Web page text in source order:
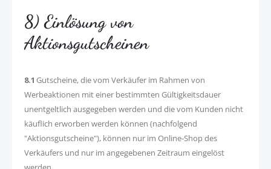
8) Einlösung von
Aktionsgutscheinen
8.1 Gutscheine, die vom Verkäufer im Rahmen von
Werbeaktionen mit einer bestimmten Gültigkeitsdauer
unentgeltlich ausgegeben werden und die vom Kunden nicht
käuflich erworben werden können (nachfolgend
"Aktionsgutscheine"), können nur im Online-Shop des
Verkäufers und nur im angegebenen Zeitraum eingelöst